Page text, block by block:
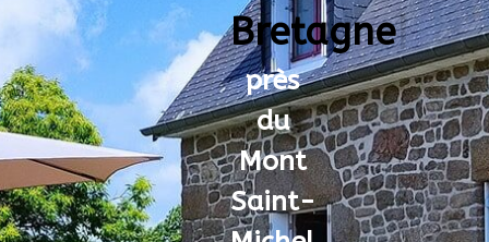
Bretagne
près
du
Mont
Saint-